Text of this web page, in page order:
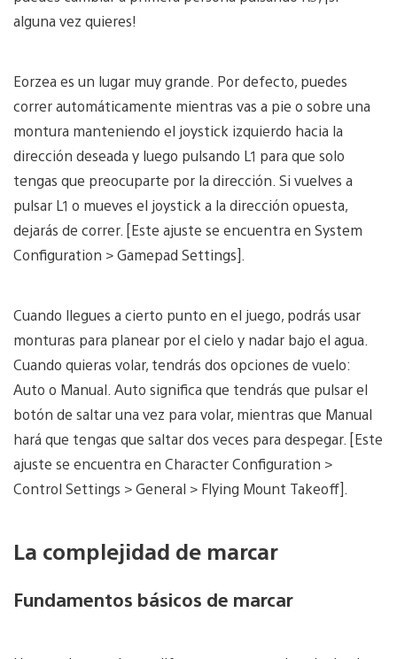
alguna vez quieres!
Eorzea es un lugar muy grande. Por defecto, puedes
correr automáticamente mientras vas a pie o sobre una
montura manteniendo el joystick izquierdo hacia la
dirección deseada y luego pulsando L1 para que solo
tengas que preocuparte por la dirección. Si vuelves a
pulsar L1 o mueves el joystick a la dirección opuesta,
dejarás de correr. [Este ajuste se encuentra en System
Configuration > Gamepad Settings].
Cuando llegues a cierto punto en el juego, podrás usar
monturas para planear por el cielo y nadar bajo el agua.
Cuando quieras volar, tendrás dos opciones de vuelo:
Auto o Manual. Auto significa que tendrás que pulsar el
botón de saltar una vez para volar, mientras que Manual
hará que tengas que saltar dos veces para despegar. [Este
ajuste se encuentra en Character Configuration >
Control Settings > General > Flying Mount Takeoff].
La complejidad de marcar
Fundamentos básicos de marcar